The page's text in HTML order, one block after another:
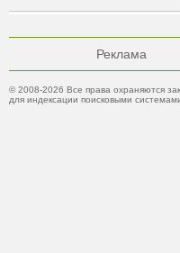
Реклама
© 2008-2026 Все права охраняются
для индексации поисковыми